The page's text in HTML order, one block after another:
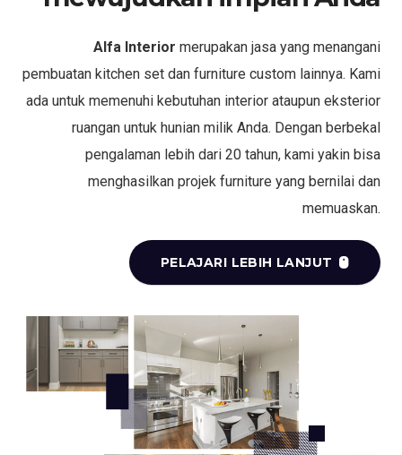
Alfa Interior merupakan jasa yang menangani
pembuatan kitchen set dan furniture custom lainnya. Kami
ada untuk memenuhi kebutuhan interior ataupun eksterior
ruangan untuk hunian milik Anda. Dengan berbekal
pengalaman lebih dari 20 tahun, kami yakin bisa
menghasilkan projek furniture yang bernilai dan
memuaskan.
PELAJARI LEBIH LANJUT